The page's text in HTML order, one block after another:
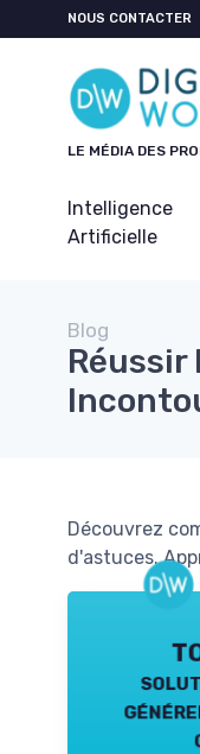
NOUS CONTACTER
LE MÉDIA DES
Intelligence
Artificielle
Blog
Réussir
Découvrez
d'astuces.
Panneau de gestion